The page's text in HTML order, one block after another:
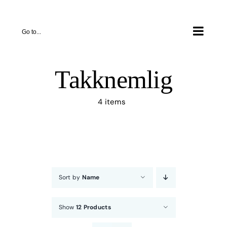
content
Go to...
Takknemlig
4 items
Sort by Name
Show 12 Products